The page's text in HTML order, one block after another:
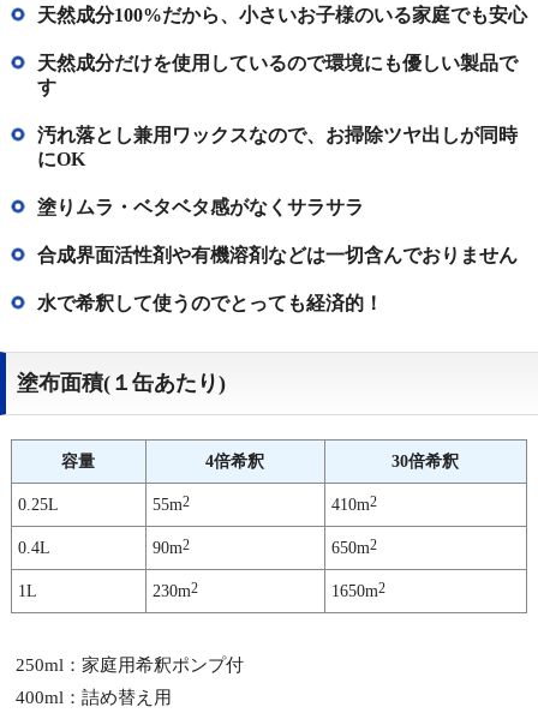
天然成分100%だから、小さいお子様のいる家庭でも安心
天然成分だけを使用しているので環境にも優しい製品で
す
汚れ落とし兼用ワックスなので、お掃除ツヤ出しが同時
にOK
塗りムラ・ベタベタ感がなくサラサラ
合成界面活性剤や有機溶剤などは一切含んでおりません
水で希釈して使うのでとっても経済的！
塗布面積(１缶あたり)
容量 4倍希釈 30倍希釈
0.25L 55m2 410m2
0.4L 90m2 650m2
1L 230m2 1650m2
250ml：家庭用希釈ポンプ付
400ml：詰め替え用